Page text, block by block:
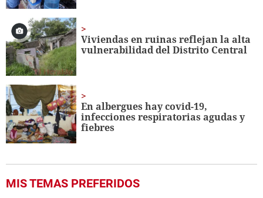
Viviendas en ruinas reflejan la alta
vulnerabilidad del Distrito Central
En albergues hay covid-19,
infecciones respiratorias agudas y
fiebres
MIS TEMAS PREFERIDOS